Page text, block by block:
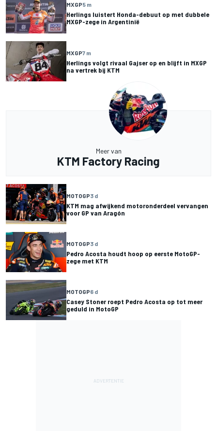
MXGP5 m
Herlings luistert Honda-debuut op met dubbele
MXGP-zege in Argentinië
MXGP7 m
Herlings volgt rivaal Gajser op en blijft in MXGP
na vertrek bij KTM
Meer van
KTM Factory Racing
MOTOGP3 d
KTM mag afwijkend motoronderdeel vervangen
voor GP van Aragón
MOTOGP3 d
Pedro Acosta houdt hoop op eerste MotoGP-
zege met KTM
MOTOGP6 d
Casey Stoner roept Pedro Acosta op tot meer
geduld in MotoGP